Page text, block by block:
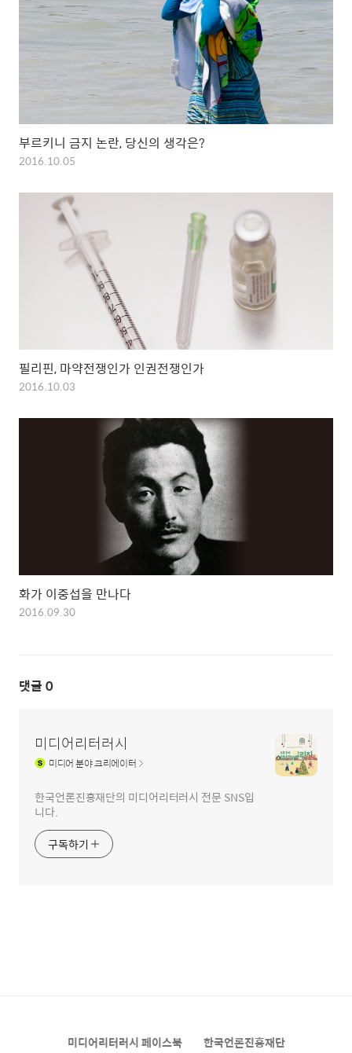
부르키니 금지 논란, 당신의 생각은?
2016.10.05
필리핀, 마약전쟁인가 인권전쟁인가
2016.10.03
화가 이중섭을 만나다
2016.09.30
댓글 0
미디어리터러시
미디어분야 크리에이터
한국언론진흥재단의 미디어리터러시 전문 SNS입
니다.
구독하기
미디어리터러시 페이스북 한국언론진흥재단